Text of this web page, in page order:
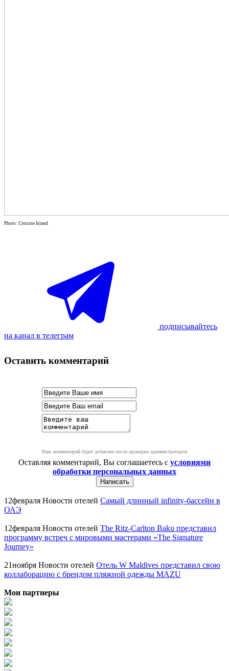
Photo: Cousine Island
подписывайтесь
на канал в телеграм
Оставить комментарий
Ваш комментарий будет добавлен после проверки администратором
Оставляя комментарий, Вы соглашаетесь с условиями
обработки персональных данных
12февраля Новости отелей Самый длинный infinity-бассейн в
ОАЭ
12февраля Новости отелей The Ritz-Carlton Baku представил
программу встреч с мировыми мастерами «The Signature
Journey»
21ноября Новости отелей Отель W Maldives представил свою
коллаборацию с брендом пляжной одежды MAZU
Мои партнеры